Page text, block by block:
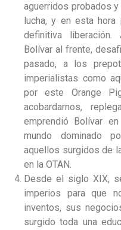
aguerridos probados
lucha, y en esta
definitiva liberación.
Bolívar al frente,
pasado, a los
imperialistas como
por este Orange
acobardarnos,
emprendió Bolívar
mundo dominado
aquellos surgidos de
en la OTAN.
Desde el siglo XIX,
imperios para que
inventos, sus
surgido toda una